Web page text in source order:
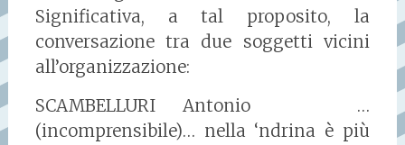
Significativa, a tal proposito, la
conversazione tra due soggetti vicini
all’organizzazione:
SCAMBELLURI Antonio …
(incomprensibile)… nella ‘ndrina è più